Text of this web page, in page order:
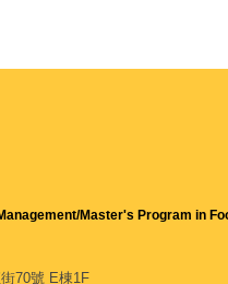
Master's Program in
70號 E棟1F